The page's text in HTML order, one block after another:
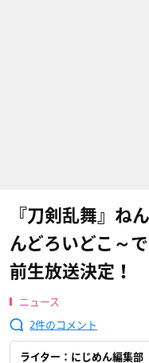
『刀剣乱舞』ね
んどろいどこ～
前生放送決定！
ニュース
2
ライター：にじめん編集部